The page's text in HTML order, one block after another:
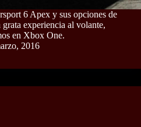
6 Apex y sus opciones de
experiencia al volante,
en Xbox One.
2016